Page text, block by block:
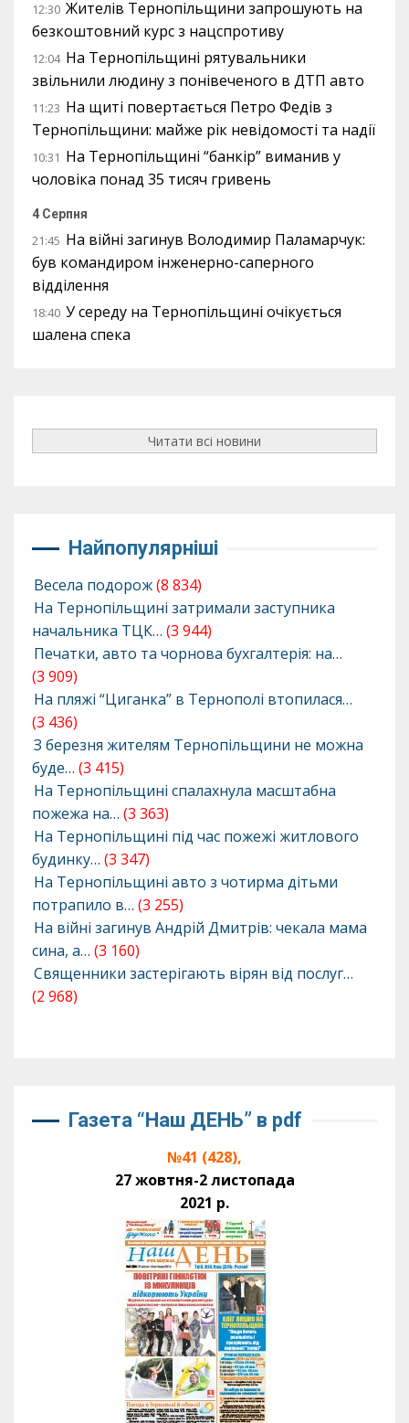
12:30 Жителів Тернопільщини запрошують на
безкоштовний курс з нацспротиву
12:04 На Тернопільщині рятувальники
звільнили людину з понівеченого в ДТП авто
11:23 На щиті повертається Петро Федів з
Тернопільщини: майже рік невідомості та надії
10:31 На Тернопільщині “банкір” виманив у
чоловіка понад 35 тисяч гривень
4 Серпня
21:45 На війні загинув Володимир Паламарчук:
був командиром інженерно-саперного
відділення
18:40 У середу на Тернопільщині очікується
шалена спека
Читати всі новини
Найпопулярніші
Весела подорож(8 834)
На Тернопільщині затримали заступника
начальника ТЦК… (3 944)
Печатки, авто та чорнова бухгалтерія: на…
(3 909)
На пляжі “Циганка” в Тернополі втопилася…
(3 436)
З березня жителям Тернопільщини не можна
буде… (3 415)
На Тернопільщині спалахнула масштабна
пожежа на… (3 363)
На Тернопільщині під час пожежі житлового
будинку… (3 347)
На Тернопільщині авто з чотирма дітьми
потрапило в… (3 255)
На війні загинув Андрій Дмитрів: чекала мама
сина, а… (3 160)
Священники застерігають вірян від послуг…
(2 968)
Газета “Наш ДЕНЬ” в pdf
№41 (428),
27 жовтня-2 листопада
2021 р.